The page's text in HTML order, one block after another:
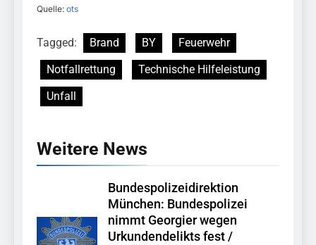
Quelle: ots
Tagged: Brand BY
Feuerwehr
Notfallrettung
Technische Hilfeleistung
Unfall
Weitere News
Bundespolizeidirektion
München: Bundespolizei
nimmt Georgier wegen
Urkundendelikts fest /